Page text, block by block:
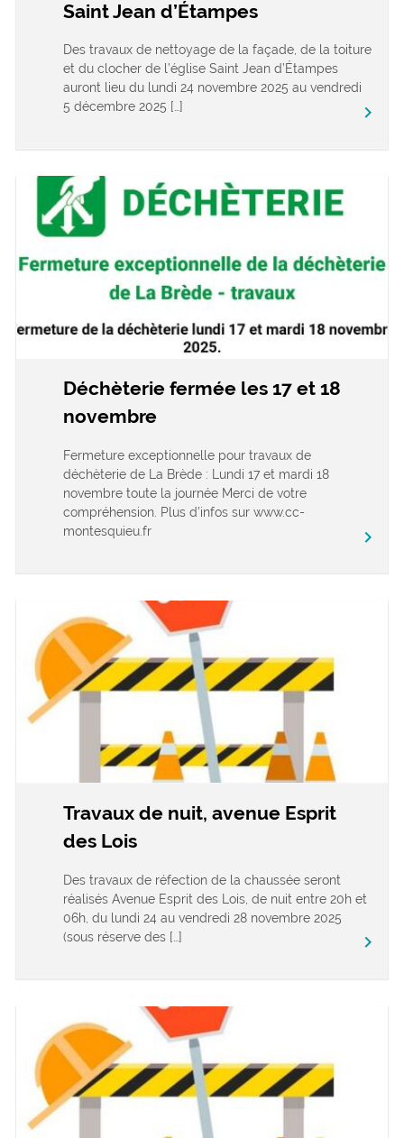
Saint Jean d’Étampes
Des travaux de nettoyage de la façade, de la toiture
et du clocher de l’église Saint Jean d’Étampes
auront lieu du lundi 24 novembre 2025 au vendredi
5 décembre 2025 […]
keyboard_arrow_right
Déchèterie fermée les 17 et 18
novembre
Fermeture exceptionnelle pour travaux de
déchèterie de La Brède : Lundi 17 et mardi 18
novembre toute la journée Merci de votre
compréhension. Plus d’infos sur www.cc-
montesquieu.fr
keyboard_arrow_right
Travaux de nuit, avenue Esprit
des Lois
Des travaux de réfection de la chaussée seront
réalisés Avenue Esprit des Lois, de nuit entre 20h et
06h, du lundi 24 au vendredi 28 novembre 2025
(sous réserve des […]
keyboard_arrow_right